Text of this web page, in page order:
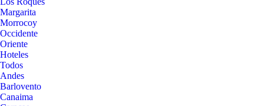
Margarita
Morrocoy
Occidente
Oriente
Hoteles
Todos
Andes
Barlovento
Canaima